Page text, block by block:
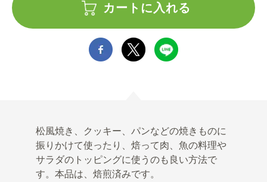
カートに入れる
松風焼き、クッキー、パンなどの焼きものに
振りかけて使ったり、焙って肉、魚の料理や
サラダのトッピングに使うのも良い方法で
す。本品は、焙煎済みです。